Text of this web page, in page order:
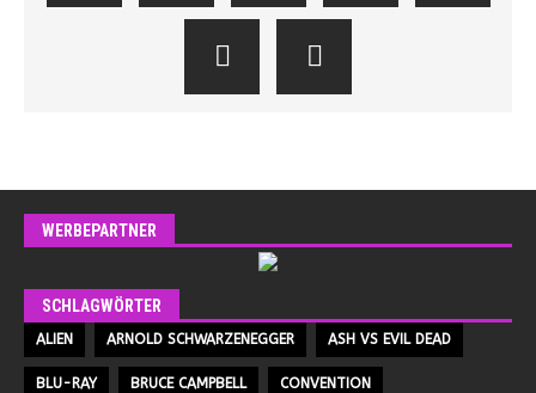
WERBEPARTNER
SCHLAGWÖRTER
ALIEN ARNOLD SCHWARZENEGGER ASH VS EVIL DEAD
BLU-RAY BRUCE CAMPBELL CONVENTION